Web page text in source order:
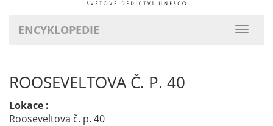
ENCYKLOPEDIE
ROOSEVELTOVA Č. P. 40
Lokace :
Rooseveltova č. p. 40